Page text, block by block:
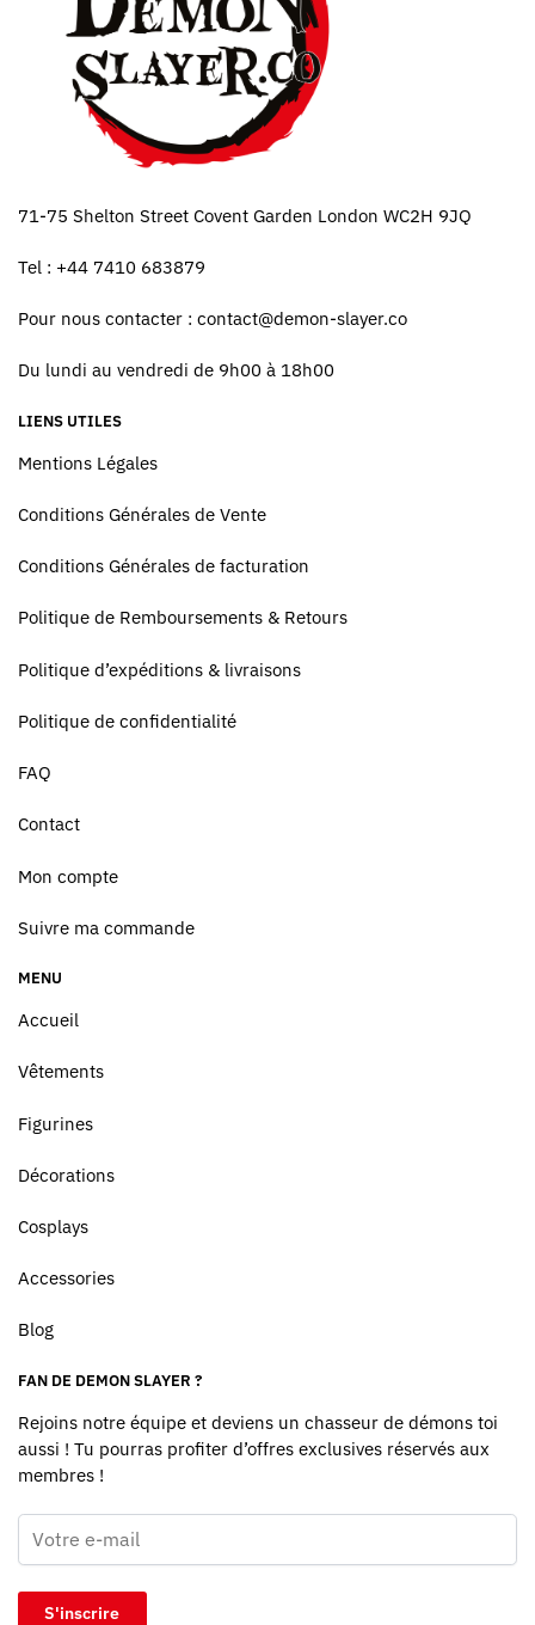
71-75 Shelton Street Covent Garden London WC2H 9JQ
Tel : +44 7410 683879
Pour nous contacter : contact@demon-slayer.co
Du lundi au vendredi de 9h00 à 18h00
LIENS UTILES
Mentions Légales
Conditions Générales de Vente
Conditions Générales de facturation
Politique de Remboursements & Retours
Politique d’expéditions & livraisons
Politique de confidentialité
FAQ
Contact
Mon compte
Suivre ma commande
MENU
Accueil
Vêtements
Figurines
Décorations
Cosplays
Accessories
Blog
FAN DE DEMON SLAYER ?
Rejoins notre équipe et deviens un chasseur de démons toi
aussi ! Tu pourras profiter d’offres exclusives réservés aux
membres !